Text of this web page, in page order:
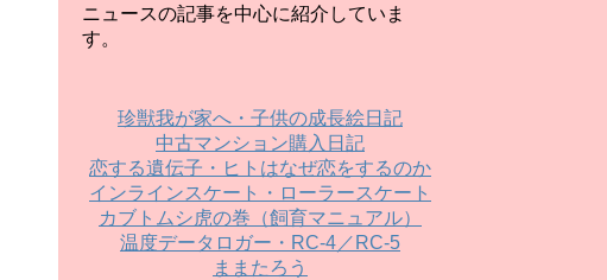
ニュースの記事を中心に紹介していま
す。
珍獣我が家へ・子供の成長絵日記
中古マンション購入日記
恋する遺伝子・ヒトはなぜ恋をするのか
インラインスケート・ローラースケート
カブトムシ虎の巻（飼育マニュアル）
温度データロガー・RC-4／RC-5
ままたろう